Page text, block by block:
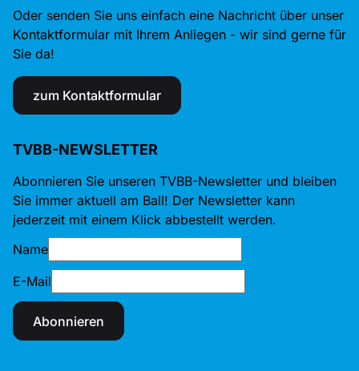
Oder senden Sie uns einfach eine Nachricht über unser
Kontaktformular mit Ihrem Anliegen - wir sind gerne für
Sie da!
zum Kontaktformular
TVBB-NEWSLETTER
Abonnieren Sie unseren TVBB-Newsletter und bleiben
Sie immer aktuell am Ball! Der Newsletter kann
jederzeit mit einem Klick abbestellt werden.
Name
E-Mail
Abonnieren